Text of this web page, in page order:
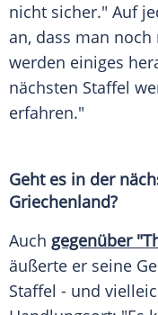
nicht sicher." Auf
an, dass man
werden einiges
nächsten Staffel
erfahren."
Geht es in der
Griechenland?
Auch gegenüber
äußerte er seine
Staffel - und